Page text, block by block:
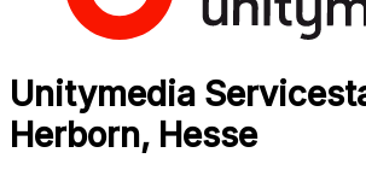
Unitymedia
Herborn, Hesse